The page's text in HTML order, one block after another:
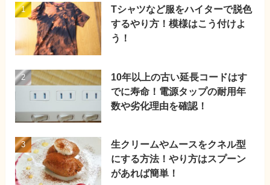
Tシャツなど服をハイターで脱色
するやり方！模様はこう付けよ
う！
10年以上の古い延長コードはす
でに寿命！電源タップの耐用年
数や劣化理由を確認！
生クリームやムースをクネル型
にする方法！やり方はスプーン
があれば簡単！